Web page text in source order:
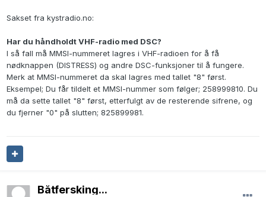
Sakset fra kystradio.no:
Har du håndholdt VHF-radio med DSC?
I så fall må MMSI-nummeret lagres i VHF-radioen for å få
nødknappen (DISTRESS) og andre DSC-funksjoner til å fungere.
Merk at MMSI-nummeret da skal lagres med tallet "8" først.
Eksempel; Du får tildelt et MMSI-nummer som følger; 258999810. Du
må da sette tallet "8" først, etterfulgt av de resterende sifrene, og
du fjerner "0" på slutten; 825899981.
Båtfersking...